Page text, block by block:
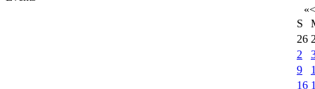
«<
S
26
2
9
16